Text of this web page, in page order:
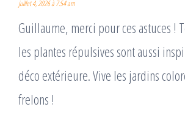
juillet 4, 2026 à 7:54 am
Guillaume, merci pour ces astuces !
les plantes répulsives sont aussi
déco extérieure. Vive les jardins
frelons !